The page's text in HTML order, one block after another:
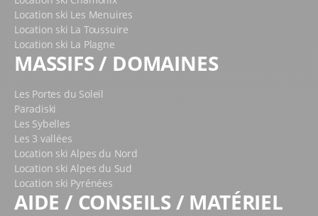
Location ski Les Menuires
Location ski La Toussuire
Location ski La Plagne
MASSIFS / DOMAINES
Les Portes du Soleil
Paradiski
Les Sybelles
Les 3 vallées
Location ski Alpes du Nord
Location ski Alpes du Sud
Location ski Pyrénées
AIDE / CONSEILS / MATÉRIEL